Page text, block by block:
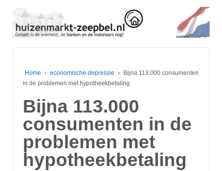
Home › economische depressie ›
Bijna 113.000 consumenten
in de problemen met hypotheekbetaling
Bijna 113.000
consumenten in de
problemen met
hypotheekbetaling